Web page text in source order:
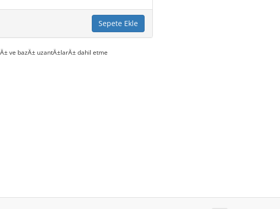
Sepete Ekle
ve bazÄ± uzantÄ±larÄ± dahil etme